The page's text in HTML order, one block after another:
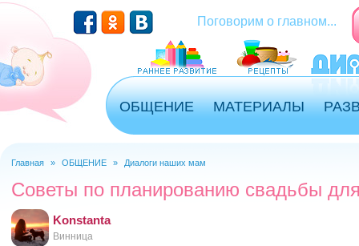
Перейти к основному содержанию
Поговорим о главном...
ОБЩЕНИЕ МАТЕРИАЛЫ
Главная » ОБЩЕНИЕ » Диалоги наших мам
Советы по планированию свадьбы
Konstanta
Винница